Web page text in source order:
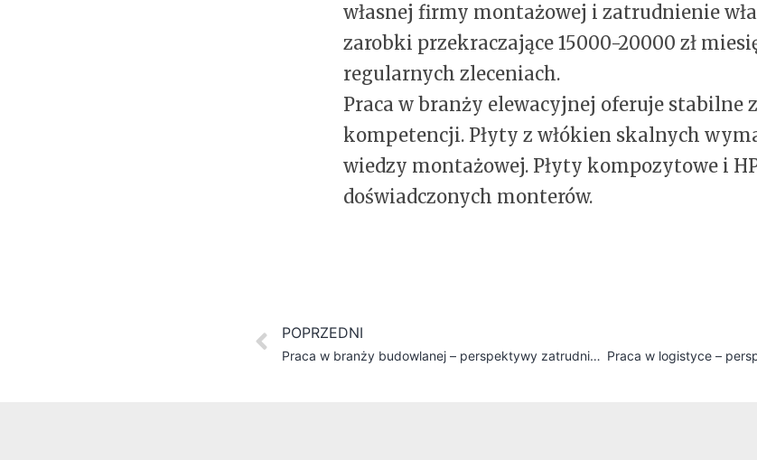
własnej firmy montażowej i zatrudnienie
zarobki przekraczające 15000-20000 zł
regularnych zleceniach.
Praca w branży elewacyjnej oferuje stabilne
kompetencji. Płyty z włókien skalnych
wiedzy montażowej. Płyty kompozytowe i
doświadczonych monterów.
POPRZEDNI
Praca w branży budowlanej – perspektywy zatrudnienia w firmie Brickon